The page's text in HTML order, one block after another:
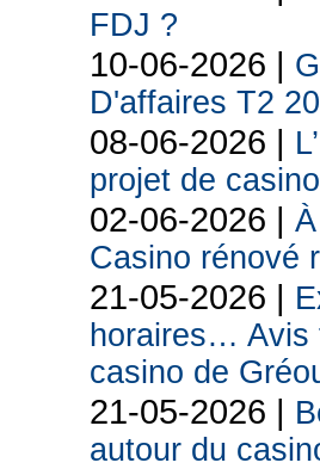
FDJ ?
10-06-2026 |
D'affaires T2
08-06-2026 |
projet de
02-06-2026 |
Casino rénové
21-05-2026 |
horaires… Avis
casino de
21-05-2026 |
autour du